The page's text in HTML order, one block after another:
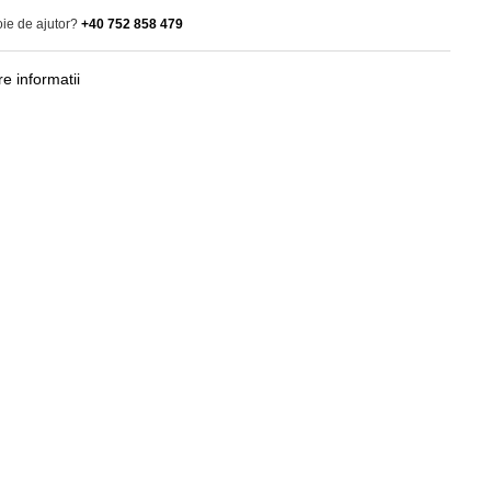
de ajutor? +40 752 858 479
informatii